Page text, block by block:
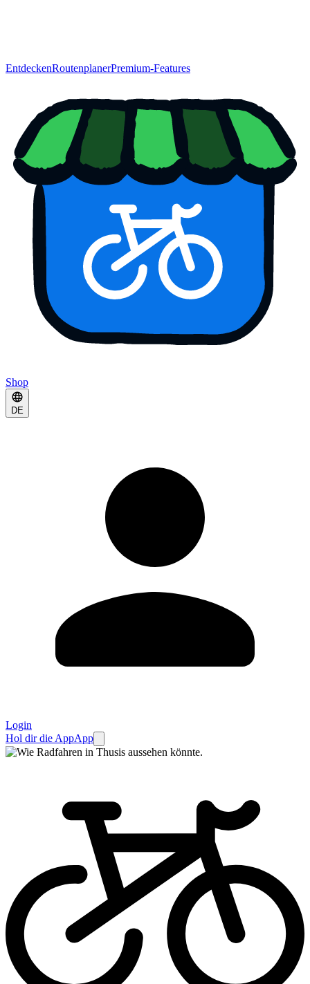
EntdeckenRoutenplanerPremium-Features
Shop
DE
Login
Hol dir die AppApp